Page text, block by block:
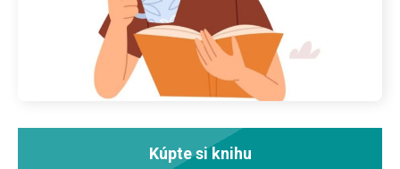
Kúpte si knihu